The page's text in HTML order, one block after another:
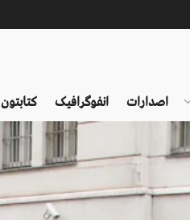
اصدارات انفوګرافیک کتابتون